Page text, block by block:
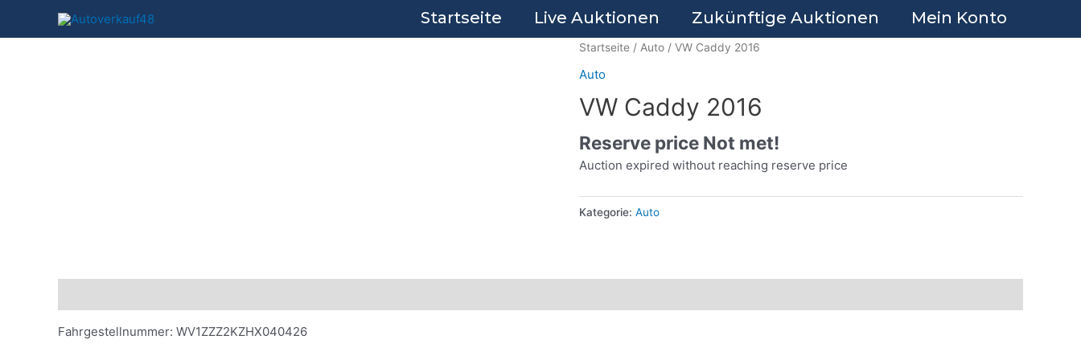
Startseite Live Auktionen Zukünftige Auktionen Mein Konto
Startseite / Auto / VW Caddy 2016
Auto
VW Caddy 2016
Reserve price Not met!
Auction expired without reaching reserve price
Kategorie: Auto
Fahrgestellnummer: WV1ZZZ2KZHX040426